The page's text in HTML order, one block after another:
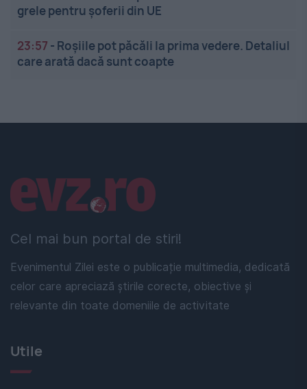
grele pentru șoferii din UE
23:57 - Roșiile pot păcăli la prima vedere. Detaliul
care arată dacă sunt coapte
Cel mai bun portal de stiri!
Evenimentul Zilei este o publicație multimedia, dedicată
celor care apreciază știrile corecte, obiective și
relevante din toate domeniile de activitate
Linkuri utile
Utile